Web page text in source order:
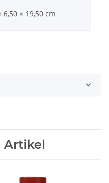
6,50 × 19,50 cm
Artikel